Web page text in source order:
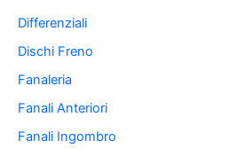
Differenziali
Dischi Freno
Fanaleria
Fanali Anteriori
Fanali Ingombro